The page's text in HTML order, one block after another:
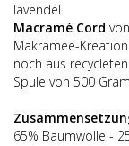
lavendel
Macramé Cord
Makramee-
noch aus
Spule von 500
65% Baumwolle -